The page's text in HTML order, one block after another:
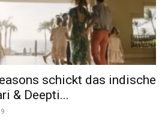
und
Reiseempfehlungen.
schickt das indische
& Deepti...